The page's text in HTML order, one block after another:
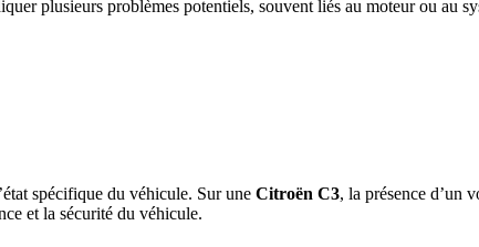
plusieurs problèmes potentiels, souvent liés au moteur ou au
spécifique du véhicule. Sur une Citroën C3, la présence d’un
et la sécurité du véhicule.